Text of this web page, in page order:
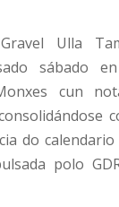
Ulla
sábado
cun
do
polo